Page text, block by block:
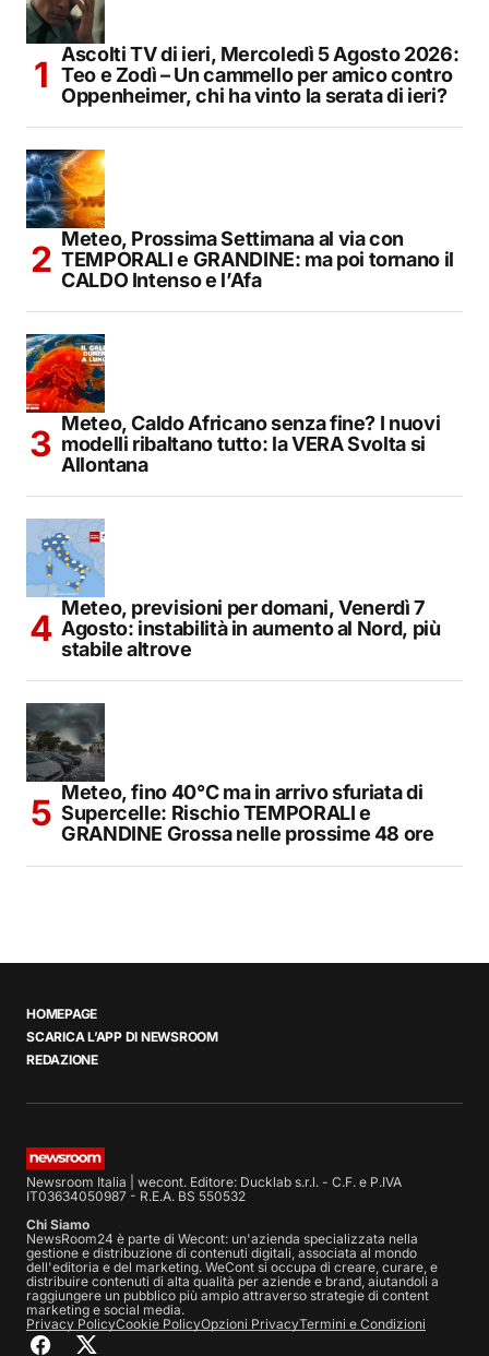
Ascolti TV di ieri, Mercoledì 5 Agosto 2026:
Teo e Zodì – Un cammello per amico contro
Oppenheimer, chi ha vinto la serata di ieri?
Meteo, Prossima Settimana al via con
TEMPORALI e GRANDINE: ma poi tornano il
CALDO Intenso e l’Afa
Meteo, Caldo Africano senza fine? I nuovi
modelli ribaltano tutto: la VERA Svolta si
Allontana
Meteo, previsioni per domani, Venerdì 7
Agosto: instabilità in aumento al Nord, più
stabile altrove
Meteo, fino 40°C ma in arrivo sfuriata di
Supercelle: Rischio TEMPORALI e
GRANDINE Grossa nelle prossime 48 ore
HOMEPAGE
SCARICA L’APP DI NEWSROOM
REDAZIONE
Newsroom Italia | wecont. Editore: Ducklab s.r.l. - C.F. e P.IVA
IT03634050987 - R.E.A. BS 550532
Chi Siamo
NewsRoom24 è parte di Wecont: un'azienda specializzata nella
gestione e distribuzione di contenuti digitali, associata al mondo
dell'editoria e del marketing. WeCont si occupa di creare, curare, e
distribuire contenuti di alta qualità per aziende e brand, aiutandoli a
raggiungere un pubblico più ampio attraverso strategie di content
marketing e social media.
Privacy PolicyCookie PolicyOpzioni PrivacyTermini e Condizioni